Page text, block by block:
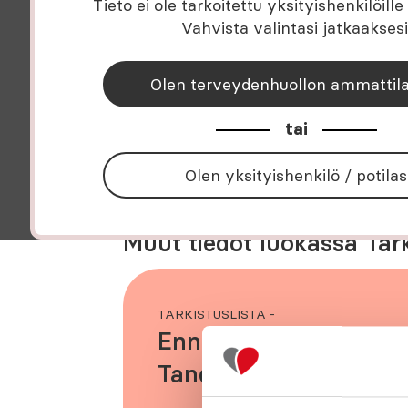
Tieto ei ole tarkoitettu yksityishenkilöille
Vahvista valintasi
Olen terveydenhuollon
tai
Olen yksityishenkilö / potilas
Tuote: Tandem t:slim
Lataa tiedosto
Muut tiedot luokassa
TARKISTUSLISTA -
Ennen
Tandem t:slim X2 ja